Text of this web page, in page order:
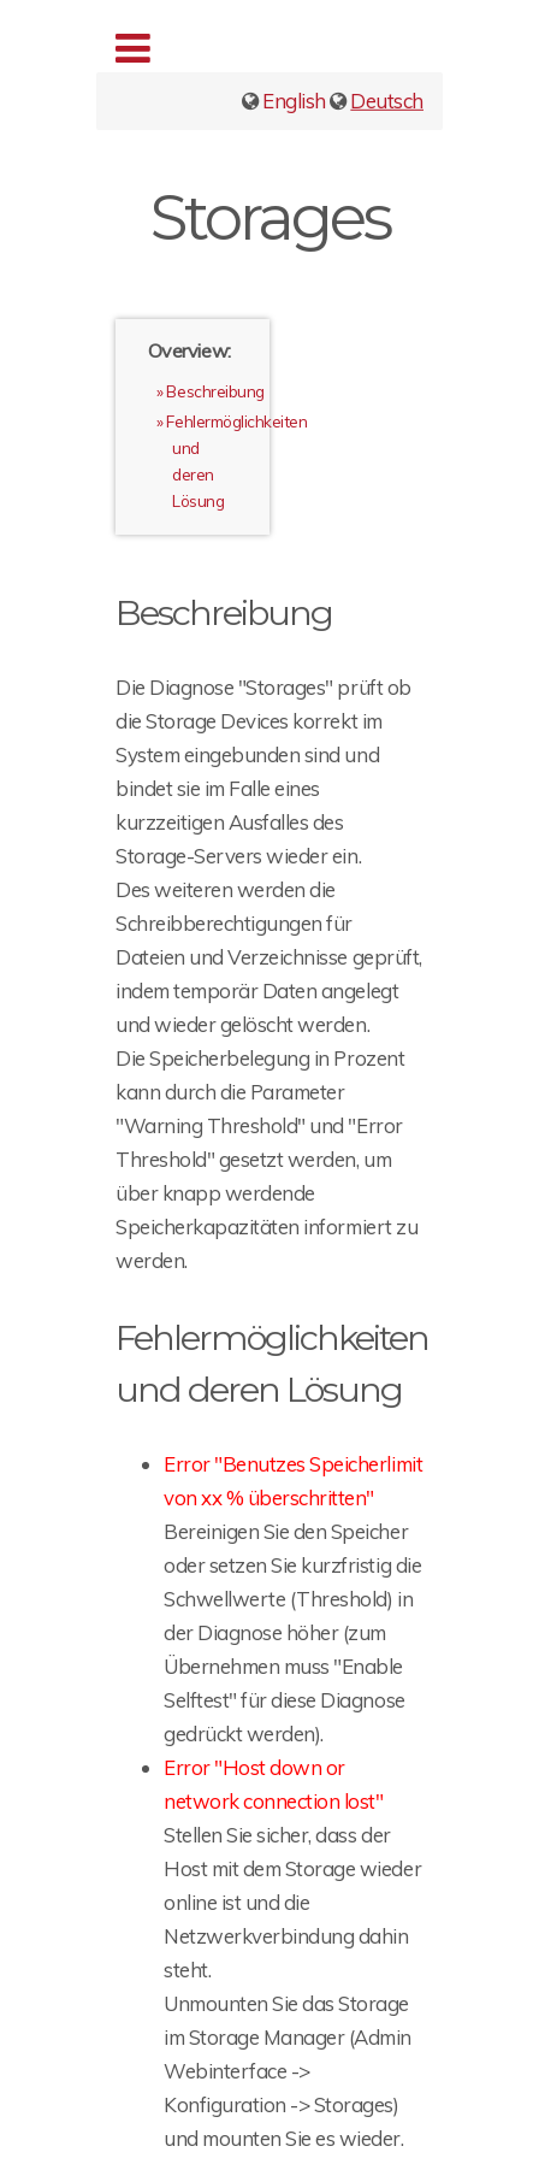
English Deutsch
Storages
Overview:
Beschreibung
Fehlermöglichkeiten
und
deren
Lösung
Beschreibung
Die Diagnose "Storages" prüft ob
die Storage Devices korrekt im
System eingebunden sind und
bindet sie im Falle eines
kurzzeitigen Ausfalles des
Storage-Servers wieder ein.
Des weiteren werden die
Schreibberechtigungen für
Dateien und Verzeichnisse geprüft,
indem temporär Daten angelegt
und wieder gelöscht werden.
Die Speicherbelegung in Prozent
kann durch die Parameter
"Warning Threshold" und "Error
Threshold" gesetzt werden, um
über knapp werdende
Speicherkapazitäten informiert zu
werden.
Fehlermöglichkeiten
und deren Lösung
Error "Benutzes Speicherlimit
von xx % überschritten"
Bereinigen Sie den Speicher
oder setzen Sie kurzfristig die
Schwellwerte (Threshold) in
der Diagnose höher (zum
Übernehmen muss "Enable
Selftest" für diese Diagnose
gedrückt werden).
Error "Host down or
network connection lost"
Stellen Sie sicher, dass der
Host mit dem Storage wieder
online ist und die
Netzwerkverbindung dahin
steht.
Unmounten Sie das Storage
im Storage Manager (Admin
Webinterface ->
Konfiguration -> Storages)
und mounten Sie es wieder.